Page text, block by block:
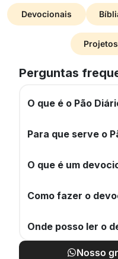
Devocionais
Projetos
Perguntas
O que é o Pão
Para que serve o
O que é um
Como fazer o
Onde posso ler o
Nosso